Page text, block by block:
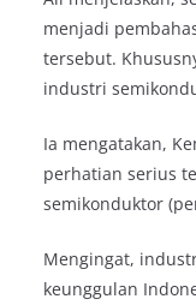
menjadi
tersebut.
industri
Ia mengatakan,
perhatian serius
semikonduktor
Mengingat,
keunggulan